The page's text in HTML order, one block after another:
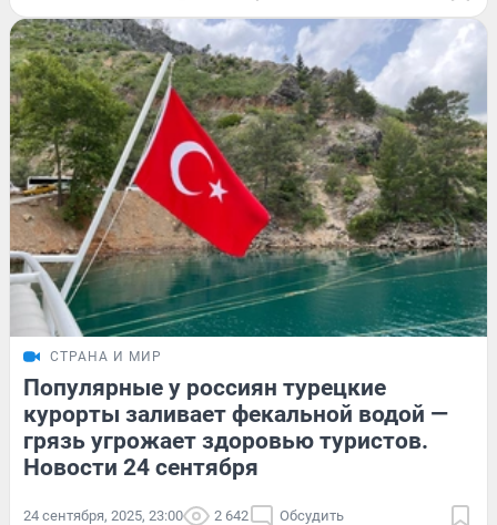
СТРАНА И МИР
Популярные у россиян турецкие
курорты заливает фекальной водой —
грязь угрожает здоровью туристов.
Новости 24 сентября
24 сентября, 2025, 23:00 2 642 Обсудить